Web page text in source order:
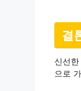
결
신선
으로